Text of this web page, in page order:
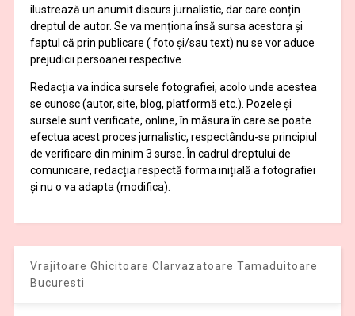
ilustrează un anumit discurs jurnalistic, dar care conțin
dreptul de autor. Se va menționa însă sursa acestora și
faptul că prin publicare ( foto și/sau text) nu se vor aduce
prejudicii persoanei respective.
Redacția va indica sursele fotografiei, acolo unde acestea
se cunosc (autor, site, blog, platformă etc.). Pozele și
sursele sunt verificate, online, în măsura în care se poate
efectua acest proces jurnalistic, respectându-se principiul
de verificare din minim 3 surse. În cadrul dreptului de
comunicare, redacția respectă forma inițială a fotografiei
și nu o va adapta (modifica).
Vrajitoare Ghicitoare Clarvazatoare Tamaduitoare
Bucuresti